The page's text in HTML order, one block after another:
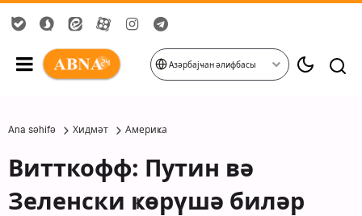
Азәрбајҹан әлифбасы
Ana səhifə Хидмәт Америҝа
Витткофф: Путин вә
Зеленски ҝөрүшә биләр